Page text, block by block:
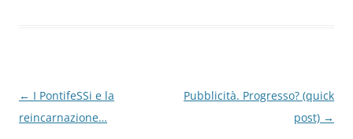
Navigazione
articolo
← I PontifeSSi e la
reincarnazione…
Pubblicità. Progresso? (quick
post) →